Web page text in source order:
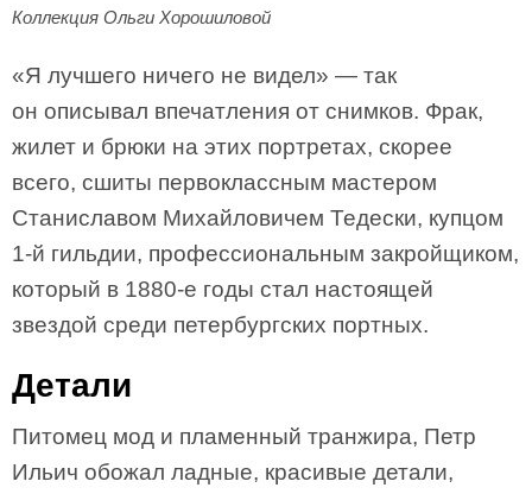
Коллекция Ольги Хорошиловой
«Я лучшего ничего не видел» — так
он описывал впечатления от снимков. Фрак,
жилет и брюки на этих портретах, скорее
всего, сшиты первоклассным мастером
Станиславом Михайловичем Тедески, купцом
1-й гильдии, профессиональным закройщиком,
который в 1880-е годы стал настоящей
звездой среди петербургских портных.
Детали
Питомец мод и пламенный транжира, Петр
Ильич обожал ладные, красивые детали,